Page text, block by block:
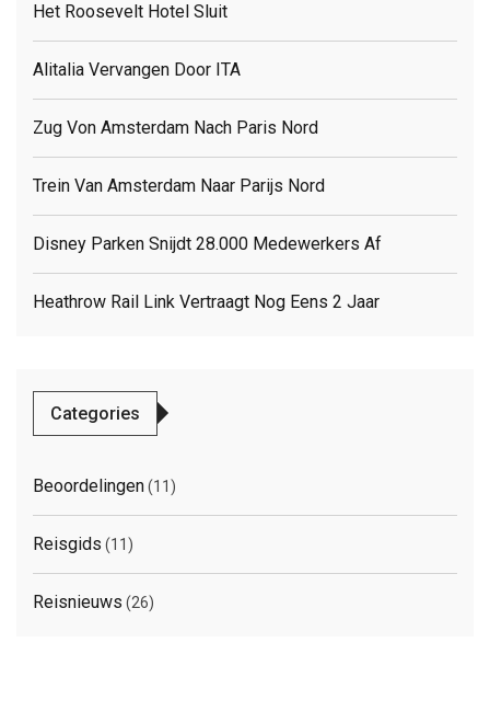
Het Roosevelt Hotel Sluit
Alitalia Vervangen Door ITA
Zug Von Amsterdam Nach Paris Nord
Trein Van Amsterdam Naar Parijs Nord
Disney Parken Snijdt 28.000 Medewerkers Af
Heathrow Rail Link Vertraagt Nog Eens 2 Jaar
Categories
Beoordelingen(11)
Reisgids (11)
Reisnieuws (26)